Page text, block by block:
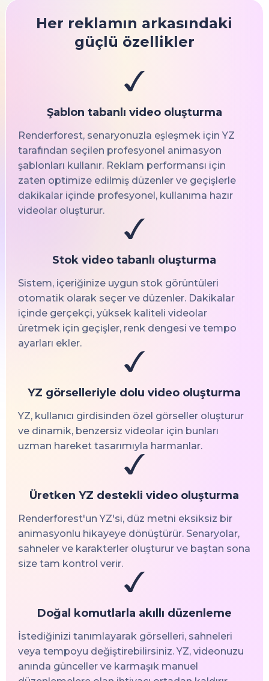
Her reklamın arkasındaki
güçlü özellikler
Şablon tabanlı video oluşturma
Renderforest, senaryonuzla eşleşmek için YZ
tarafından seçilen profesyonel animasyon
şablonları kullanır. Reklam performansı için
zaten optimize edilmiş düzenler ve geçişlerle
dakikalar içinde profesyonel, kullanıma hazır
videolar oluşturur.
Stok video tabanlı oluşturma
Sistem, içeriğinize uygun stok görüntüleri
otomatik olarak seçer ve düzenler. Dakikalar
içinde gerçekçi, yüksek kaliteli videolar
üretmek için geçişler, renk dengesi ve tempo
ayarları ekler.
YZ görselleriyle dolu video oluşturma
YZ, kullanıcı girdisinden özel görseller oluşturur
ve dinamik, benzersiz videolar için bunları
uzman hareket tasarımıyla harmanlar.
Üretken YZ destekli video oluşturma
Renderforest'un YZ'si, düz metni eksiksiz bir
animasyonlu hikayeye dönüştürür. Senaryolar,
sahneler ve karakterler oluşturur ve baştan sona
size tam kontrol verir.
Doğal komutlarla akıllı düzenleme
İstediğinizi tanımlayarak görselleri, sahneleri
veya tempoyu değiştirebilirsiniz. YZ, videonuzu
anında günceller ve karmaşık manuel